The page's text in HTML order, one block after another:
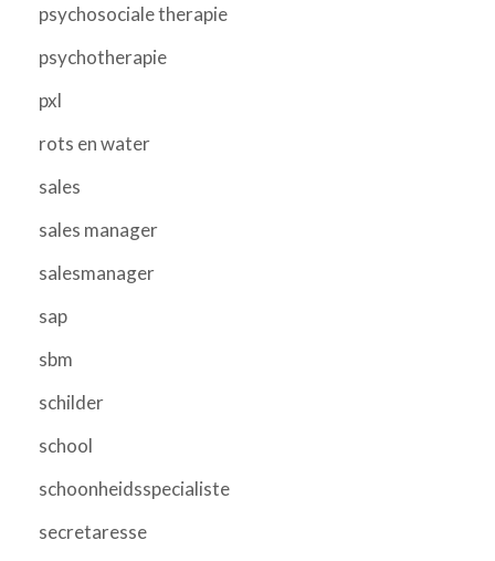
psychosociale therapie
psychotherapie
pxl
rots en water
sales
sales manager
salesmanager
sap
sbm
schilder
school
schoonheidsspecialiste
secretaresse